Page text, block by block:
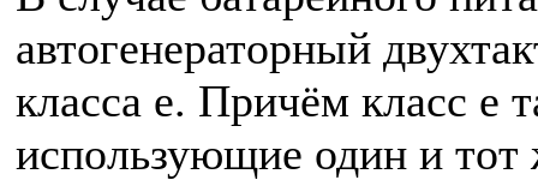
автогенераторный
класса е. Причём класс е
использующие один и тот